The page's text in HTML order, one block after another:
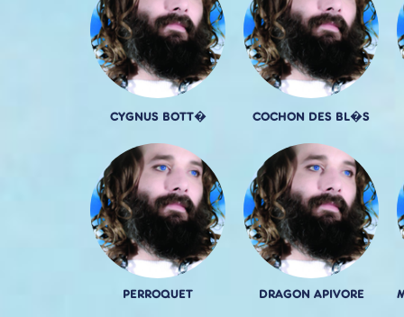
CYGNUS BOTT� COCHON DES BL�S
PERROQUET DRAGON APIVORE